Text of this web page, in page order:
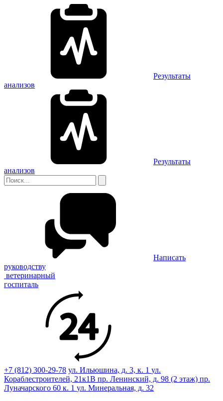
Результаты
анализов
Результаты
анализов
Написать
руководству
ветеринарный
госпиталь
+7 (812) 300-29-78 ул. Ильюшина, д. 3, к. 1 ул.
Кораблестроителей, 21к1В пр. Ленинский, д. 98 (2 этаж) пр.
Луначарского 60 к. 1 ул. Минеральная, д. 32